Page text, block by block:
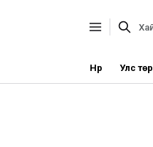
Нүүр Улс төр